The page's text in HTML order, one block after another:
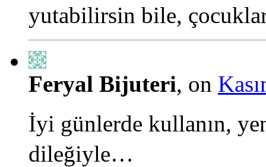
yutabilirsin bile,
Feryal Bijuteri, on
İyi günlerde kullanın,
dileğiyle…